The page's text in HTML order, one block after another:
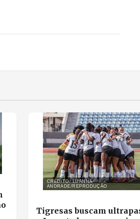
CRÉDITO: LUANNA
ANDRADE/REPRODUÇÃO
Tigresas buscam